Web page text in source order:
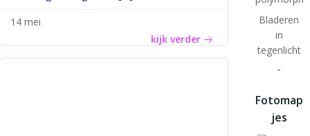
14 mei
kijk verder
Bladeren
in
tegenlicht
-
Fotomap
jes